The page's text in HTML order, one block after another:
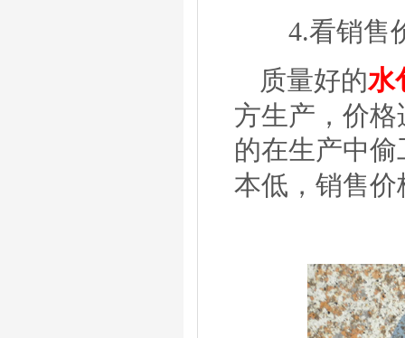
4.看销售
质量好的水
方生产，价
的在生产中
本低，销售